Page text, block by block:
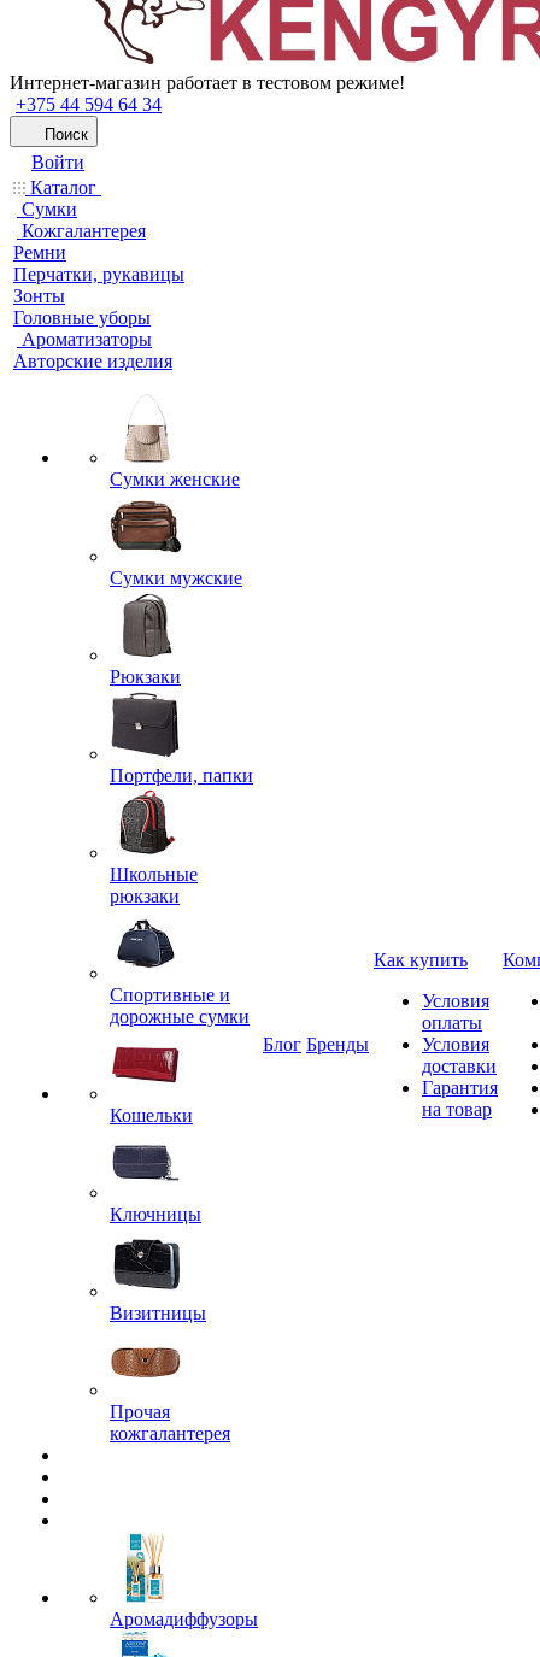
Интернет-магазин работает в тестовом режиме!
+375 44 594 64 34
Поиск
Войти
Каталог
Сумки
Кожгалантерея
Ремни
Перчатки, рукавицы
Зонты
Головные уборы
Ароматизаторы
Авторские изделия
Сумки женские
Сумки мужские
Рюкзаки
Портфели, папки
Школьные
рюкзаки
Спортивные и
дорожные сумки
Кошельки
Ключницы
Визитницы
Прочая
кожгалантерея
Аромадиффузоры
Блог Бренды
Как купить
Условия
оплаты
Условия
доставки
Гарантия
на товар